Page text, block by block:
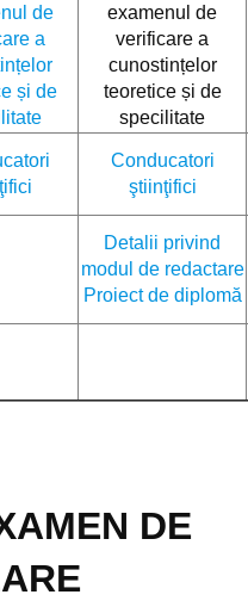
de
a
și de
examenul de
verificare a
cunostințelor
teoretice și de
specilitate
Conducatori
ştiinţifici
Detalii privind
modul de redactare
Proiect de diplomă
DE